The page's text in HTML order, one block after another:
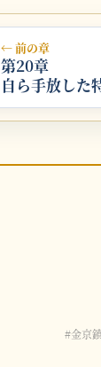
← 前の章
第20章
自ら手放した
#金京